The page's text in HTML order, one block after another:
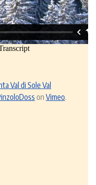
Val di Sole Val
on Vimeo.